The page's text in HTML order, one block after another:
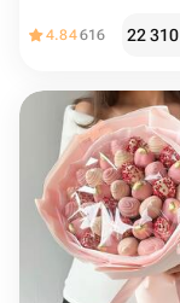
4.84616 22 310